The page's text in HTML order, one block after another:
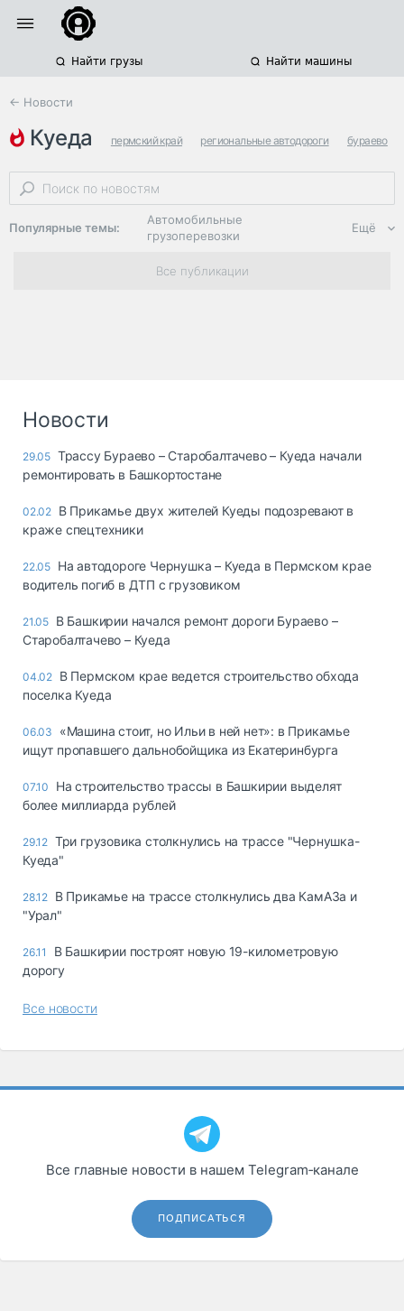
Найти грузы Найти машины
← Новости
куеда пермский край региональные автодороги бураево
Популярные темы:
Автомобильные
грузоперевозки
Региональная
логистика
опасные грузы
страхование
Склады и
грузовые
Коммерческий
транспорт
Спецтехника
запчасти, шины
Топливо, масла и
Ещё
Все публикации
Новости
29.05 Трассу Бураево – Старобалтачево – Куеда начали
ремонтировать в Башкортостане
02.02 В Прикамье двух жителей Куеды подозревают в
краже спецтехники
22.05 На автодороге Чернушка – Куеда в Пермском крае
водитель погиб в ДТП с грузовиком
21.05 В Башкирии начался ремонт дороги Бураево –
Старобалтачево – Куеда
04.02 В Пермском крае ведется строительство обхода
поселка Куеда
06.03
«Машина стоит, но Ильи в ней нет»: в Прикамье
ищут пропавшего дальнобойщика из Екатеринбурга
07.10
На строительство трассы в Башкирии выделят
более миллиарда рублей
29.12 Три грузовика столкнулись на трассе "Чернушка-
Куеда"
28.12 В Прикамье на трассе столкнулись два КамАЗа и
"Урал"
26.11
В Башкирии построят новую 19-километровую
дорогу
Все новости
Все главные новости в нашем Telegram‑канале
ПОДПИСАТЬСЯ